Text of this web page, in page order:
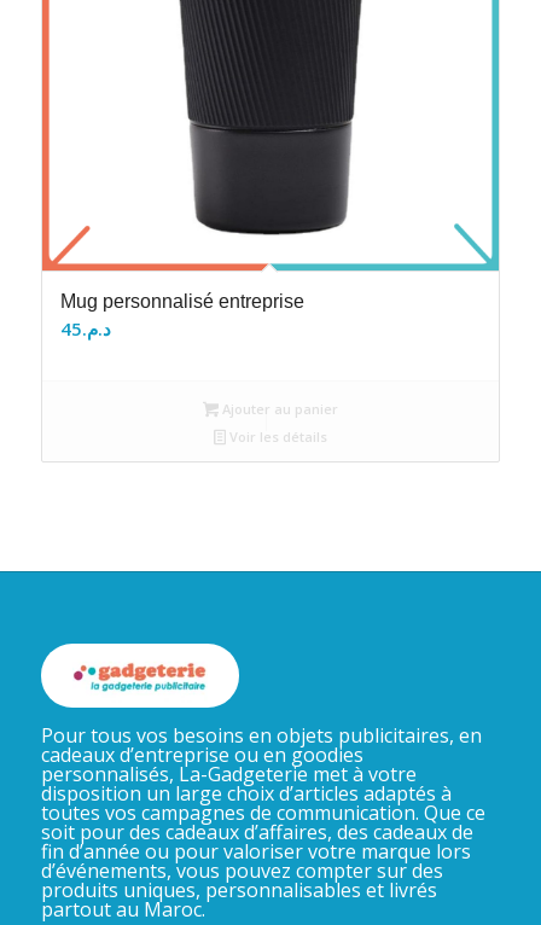
Mug personnalisé entreprise
د.م.45
Ajouter au panier
Voir les détails
Pour tous vos besoins en objets publicitaires, en
cadeaux d’entreprise ou en goodies
personnalisés, La-Gadgeterie met à votre
disposition un large choix d’articles adaptés à
toutes vos campagnes de communication. Que ce
soit pour des cadeaux d’affaires, des cadeaux de
fin d’année ou pour valoriser votre marque lors
d’événements, vous pouvez compter sur des
produits uniques, personnalisables et livrés
partout au Maroc.